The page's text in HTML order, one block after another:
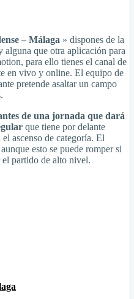
– Málaga » dispones de la
alguna que otra aplicación para
para ello tienes el canal de
en vivo y online. El equipo de
pretende asaltar un campo
de una jornada que dará
que tiene por delante
ascenso de categoría. El
esto se puede romper si
partido de alto nivel.